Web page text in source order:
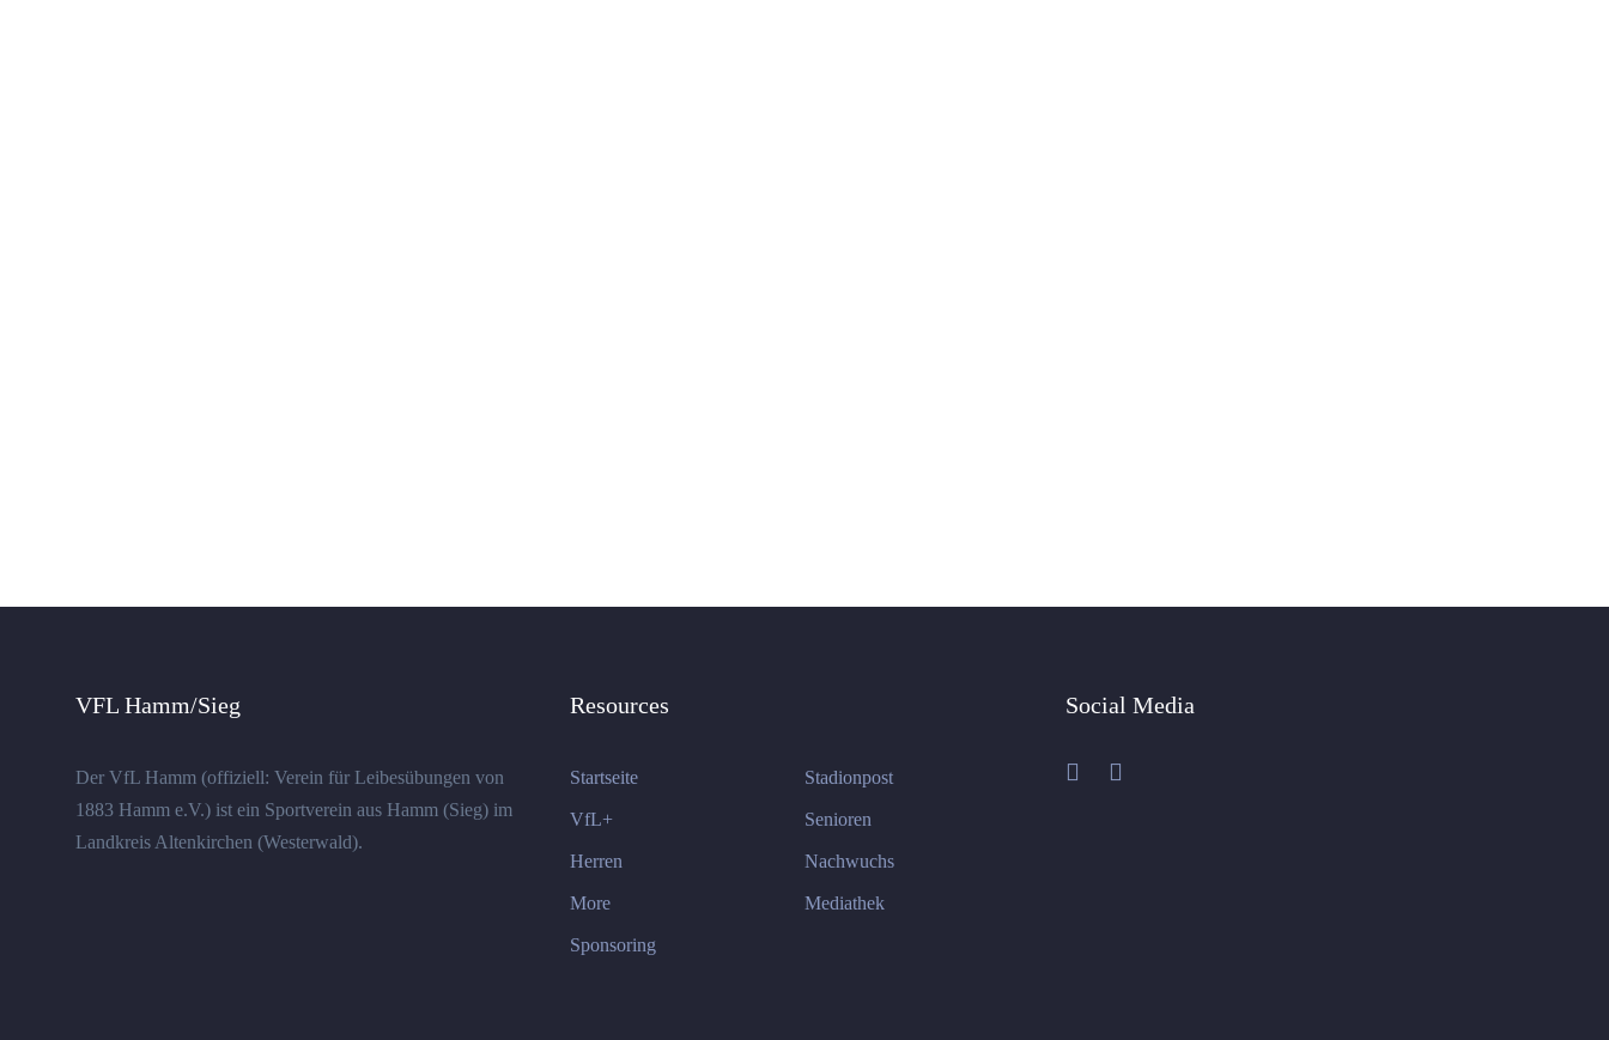
VFL Hamm/Sieg
Der VfL Hamm (offiziell: Verein für Leibesübungen von
1883 Hamm e.V.) ist ein Sportverein aus Hamm (Sieg) im
Landkreis Altenkirchen (Westerwald).
Resources
Startseite Stadionpost
VfL+ Senioren
Herren Nachwuchs
More Mediathek
Sponsoring
Social Media